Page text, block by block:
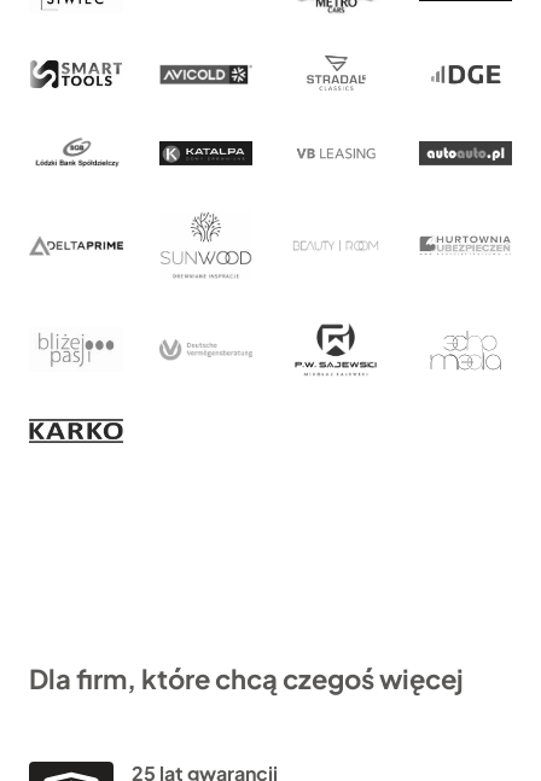
Dla firm, które chcą czegoś więcej
25 lat gwarancji